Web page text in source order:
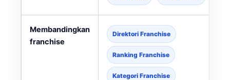
Membandingkan
franchise
Direktori Franchise
Ranking Franchise
Kategori Franchise